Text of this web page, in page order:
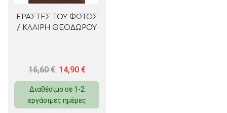
ΕΡΑΣΤΕΣ ΤΟΥ ΦΩΤΟΣ
/ ΚΛΑΙΡΗ ΘΕΟΔΩΡΟΥ
16,60€ 14,90 €
Διαθέσιμο σε 1-2
εργάσιμες ημέρες